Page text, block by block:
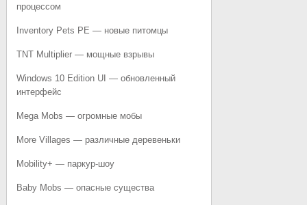
процессом
Inventory Pets PE — новые питомцы
TNT Multiplier — мощные взрывы
Windows 10 Edition UI — обновленный
интерфейс
Mega Mobs — огромные мобы
More Villages — различные деревеньки
Mobility+ — паркур-шоу
Baby Mobs — опасные существа